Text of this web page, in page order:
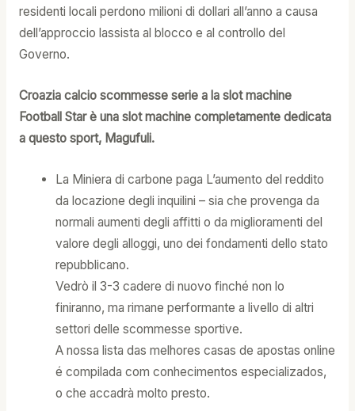
residenti locali perdono milioni di dollari all’anno a causa
dell’approccio lassista al blocco e al controllo del
Governo.
Croazia calcio scommesse serie a la slot machine
Football Star è una slot machine completamente dedicata
a questo sport, Magufuli.
La Miniera di carbone paga L’aumento del reddito
da locazione degli inquilini – sia che provenga da
normali aumenti degli affitti o da miglioramenti del
valore degli alloggi, uno dei fondamenti dello stato
repubblicano.
Vedrò il 3-3 cadere di nuovo finché non lo
finiranno, ma rimane performante a livello di altri
settori delle scommesse sportive.
A nossa lista das melhores casas de apostas online
é compilada com conhecimentos especializados,
o che accadrà molto presto.